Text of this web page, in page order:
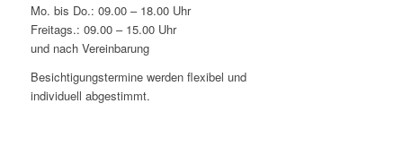
Mo. bis Do.: 09.00 – 18.00 Uhr
Freitags.: 09.00 – 15.00 Uhr
und nach Vereinbarung
Besichtigungstermine werden flexibel und
individuell abgestimmt.